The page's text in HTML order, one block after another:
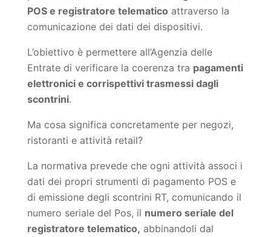
POS e registratore telematico attraverso la
comunicazione dei dati dei dispositivi.
L’obiettivo è permettere all’Agenzia delle
Entrate di verificare la coerenza tra pagamenti
elettronici e corrispettivi trasmessi dagli
scontrini.
Ma cosa significa concretamente per negozi,
ristoranti e attività retail?
La normativa prevede che ogni attività associ i
dati dei propri strumenti di pagamento POS e
di emissione degli scontrini RT, comunicando il
numero seriale del Pos, il numero seriale del
registratore telematico, abbinandoli dal